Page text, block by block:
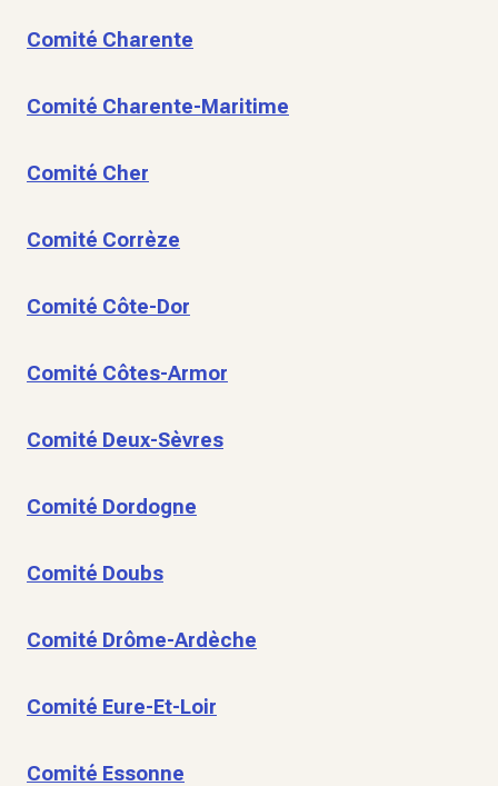
Comité Charente
Comité Charente-Maritime
Comité Cher
Comité Corrèze
Comité Côte-Dor
Comité Côtes-Armor
Comité Deux-Sèvres
Comité Dordogne
Comité Doubs
Comité Drôme-Ardèche
Comité Eure-Et-Loir
Comité Essonne